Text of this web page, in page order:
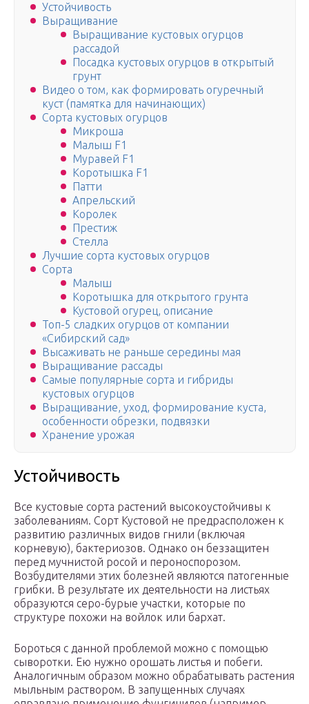
Устойчивость
Выращивание
Выращивание кустовых огурцов
рассадой
Посадка кустовых огурцов в открытый
грунт
Видео о том, как формировать огуречный
куст (памятка для начинающих)
Сорта кустовых огурцов
Микроша
Малыш F1
Муравей F1
Коротышка F1
Патти
Апрельский
Королек
Престиж
Стелла
Лучшие сорта кустовых огурцов
Сорта
Малыш
Коротышка для открытого грунта
Кустовой огурец, описание
Топ-5 сладких огурцов от компании
«Сибирский сад»
Высаживать не раньше середины мая
Выращивание рассады
Самые популярные сорта и гибриды
кустовых огурцов
Выращивание, уход, формирование куста,
особенности обрезки, подвязки
Хранение урожая
Устойчивость
Все кустовые сорта растений высокоустойчивы к
заболеваниям. Сорт Кустовой не предрасположен к
развитию различных видов гнили (включая
корневую), бактериозов. Однако он беззащитен
перед мучнистой росой и пероноспорозом.
Возбудителями этих болезней являются патогенные
грибки. В результате их деятельности на листьях
образуются серо-бурые участки, которые по
структуре похожи на войлок или бархат.
Бороться с данной проблемой можно с помощью
сыворотки. Ею нужно орошать листья и побеги.
Аналогичным образом можно обрабатывать растения
мыльным раствором. В запущенных случаях